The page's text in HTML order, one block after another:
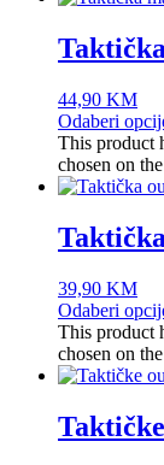
44,90 KM
Odaberi
This product
chosen on
39,90 KM
Odaberi
This product
chosen on